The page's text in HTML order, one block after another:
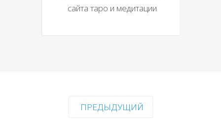
сайта таро и медитации
ПРЕДЫДУЩИЙ